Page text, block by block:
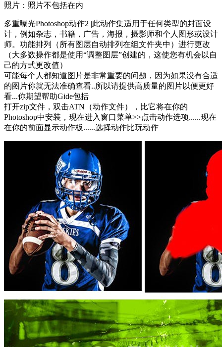
照片：照片不包括在内
多重曝光Photoshop动作2 |此动作集适用于任何类型的封面设
计，例如杂志，书籍，广告，海报，摄影师和个人图形或设计
师。功能排列（所有图层自动排列在组文件夹中）进行更改
（大多数操作都是使用“调整图层”创建的，这使您有机会以自
己的方式更改值）
可能每个人都知道图片是非常重要的问题，因为如果没有合适
的图片你就无法准确查看..所以请提供高质量的图片以便更好
看...你期望帮助Gide包括
打开zip文件，双击ATN（动作文件），比它将在你的
Photoshop中安装，现在进入窗口菜单>>点击动作选项......现在
在你的前面显示动作板......选择动作比玩动作